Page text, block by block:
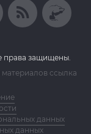
права защищены.
ссылка
данных
данных